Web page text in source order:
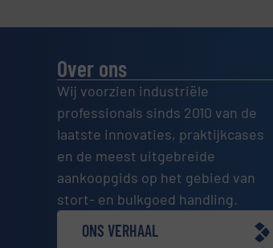
Over ons
Wij voorzien industriële
professionals sinds 2010 van de
laatste innovaties, praktijkcases
en de meest uitgebreide
aankoopgids op het gebied van
stort- en bulkgoed handling.
ONS VERHAAL